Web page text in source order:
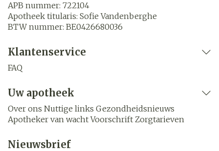
APB nummer: 722104
Apotheek titularis: Sofie Vandenberghe
BTW nummer: BE0426680036
Klantenservice
FAQ
Uw apotheek
Over ons Nuttige links Gezondheidsnieuws
Apotheker van wacht Voorschrift Zorgtarieven
Nieuwsbrief